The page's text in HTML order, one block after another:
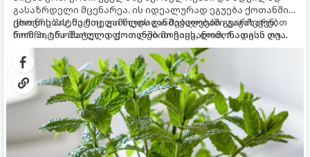
გასაზრდელი მცენარეა. ის იდეალურად ეგუება ქოთანში
ცხოვრებას, მეტიც, გამოცდილი მებაღეები გვირჩევენ,
რომ პიტნა მხოლოდ ქოთანში მოვიყვანოთ, რადგან ღია
გრუნტში (ბაღში) დარგვისას ის ფესვებით ძალიან
სწრაფად ვრცელდება და სხვა მცენარეებს ავიწროებს.
ქოთნის პიტნა მთელი წლის განმავლობაში გაგახარებთ
ნორჩი, არომატული ფოთლებით ჩაის, ლიმონათისა თუ
კერძებისთვის.